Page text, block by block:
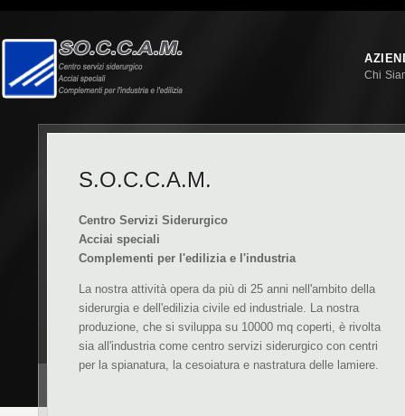
Chi
S.O.C.C.A.M.
Centro Servizi Siderurgico
Acciai speciali
Complementi per l'edilizia e l'industria
La nostra attività opera da più di 25 anni nell'ambito della
siderurgia e dell'edilizia civile ed industriale. La nostra
produzione, che si sviluppa su 10000 mq coperti, è rivolta
sia all'industria come centro servizi siderurgico con centri
per la spianatura, la cesoiatura e nastratura delle lamiere.